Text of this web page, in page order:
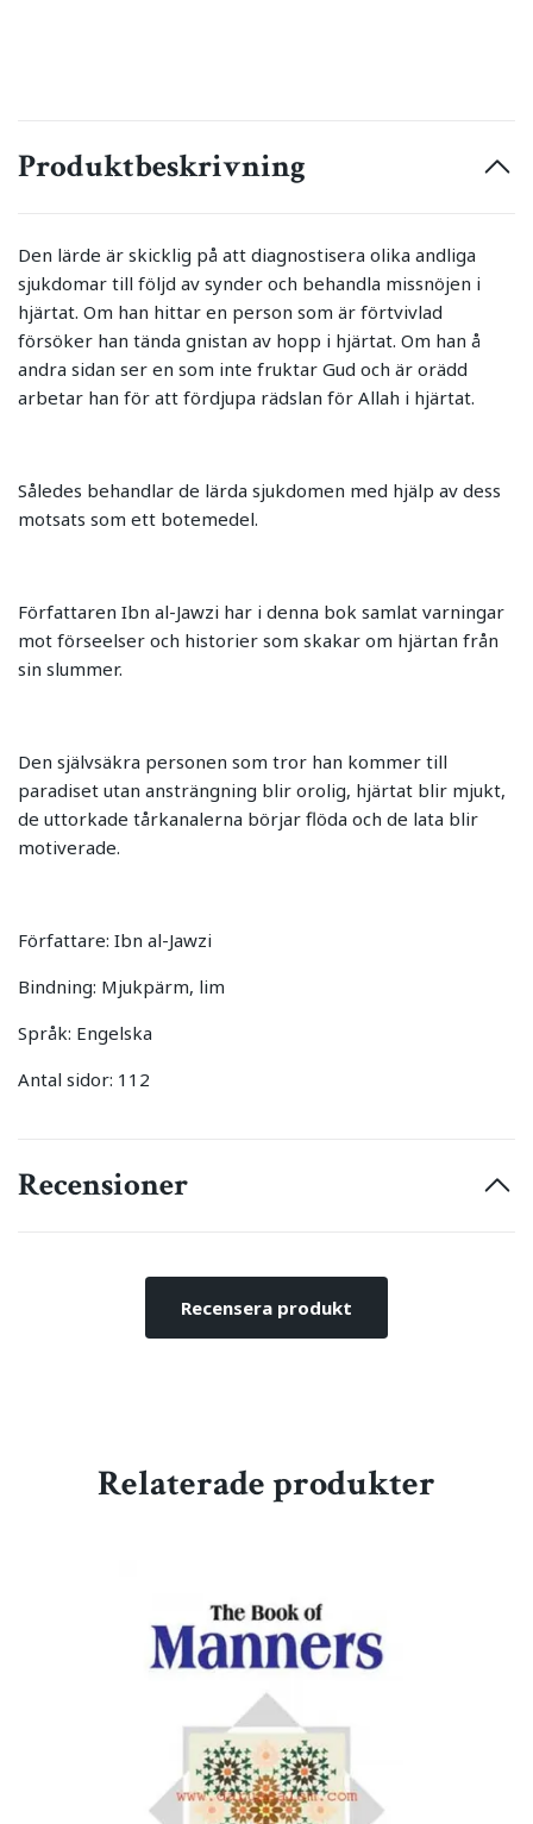
Produktbeskrivning
Den lärde är skicklig på att diagnostisera olika andliga
sjukdomar till följd av synder och behandla missnöjen i
hjärtat. Om han hittar en person som är förtvivlad
försöker han tända gnistan av hopp i hjärtat. Om han å
andra sidan ser en som inte fruktar Gud och är orädd
arbetar han för att fördjupa rädslan för Allah i hjärtat.
Således behandlar de lärda sjukdomen med hjälp av dess
motsats som ett botemedel.
Författaren Ibn al-Jawzi har i denna bok samlat varningar
mot förseelser och historier som skakar om hjärtan från
sin slummer.
Den självsäkra personen som tror han kommer till
paradiset utan ansträngning blir orolig, hjärtat blir mjukt,
de uttorkade tårkanalerna börjar flöda och de lata blir
motiverade.
Författare: Ibn al-Jawzi
Bindning: Mjukpärm, lim
Språk: Engelska
Antal sidor: 112
Recensioner
Recensera produkt
Relaterade produkter